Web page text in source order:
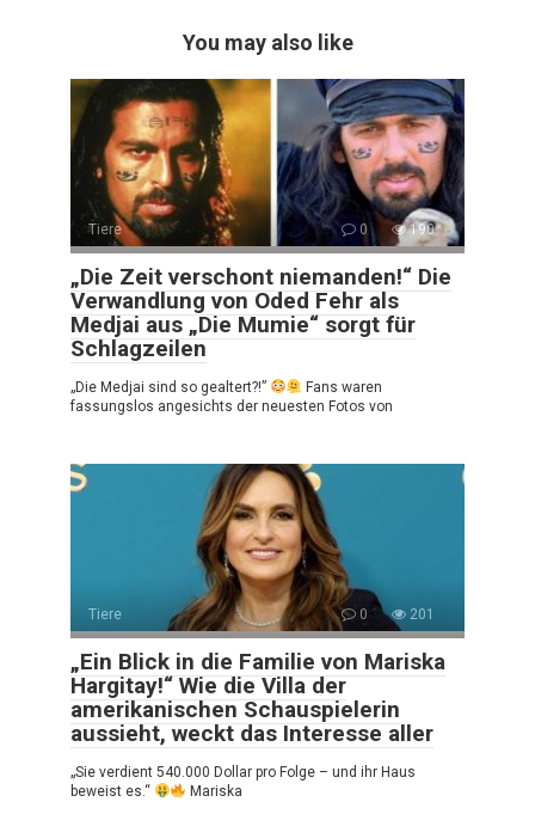
You may also like
Tiere 0 190
„Die Zeit verschont niemanden!“ Die
Verwandlung von Oded Fehr als
Medjai aus „Die Mumie“ sorgt für
Schlagzeilen
„Die Medjai sind so gealtert?!”
Fans waren
fassungslos angesichts der neuesten Fotos von
Tiere 0 201
„Ein Blick in die Familie von Mariska
Hargitay!“ Wie die Villa der
amerikanischen Schauspielerin
aussieht, weckt das Interesse aller
„Sie verdient 540.000 Dollar pro Folge – und ihr Haus
beweist es.“
Mariska